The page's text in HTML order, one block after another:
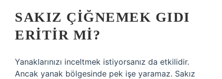
SAKIZ ÇIĞNEMEK GIDI
ERITIR MI?
Yanaklarınızı inceltmek istiyorsanız da etkilidir.
Ancak yanak bölgesinde pek işe yaramaz. Sakız